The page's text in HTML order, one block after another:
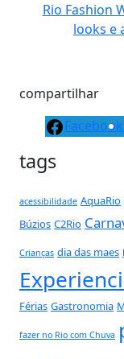
Rio Fashion
looks e
compartilhar
Facebook
tags
acessibilidade AquaRio
Búzios C2Rio
Crianças dia das maes
Férias Gastronomia
fazer no Rio com Chuva